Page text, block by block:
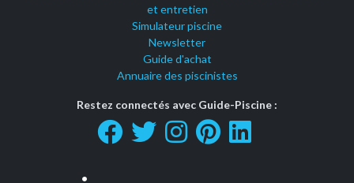
et entretien
Simulateur piscine
Newsletter
Guide d'achat
Annuaire des piscinistes
Restez connectés avec Guide-Piscine :